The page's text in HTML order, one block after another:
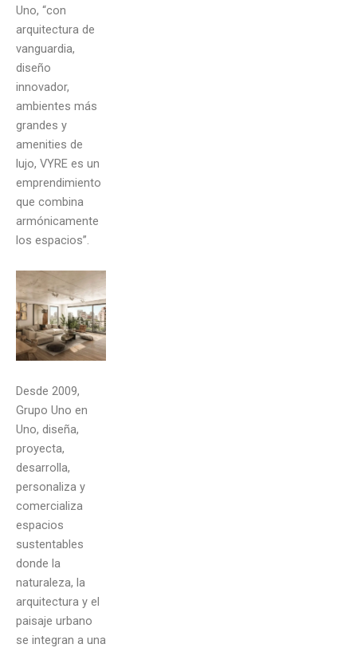
Uno, “con
arquitectura de
vanguardia,
diseño
innovador,
ambientes más
grandes y
amenities de
lujo, VYRE es un
emprendimiento
que combina
armónicamente
los espacios”.
Desde 2009,
Grupo Uno en
Uno, diseña,
proyecta,
desarrolla,
personaliza y
comercializa
espacios
sustentables
donde la
naturaleza, la
arquitectura y el
paisaje urbano
se integran a una